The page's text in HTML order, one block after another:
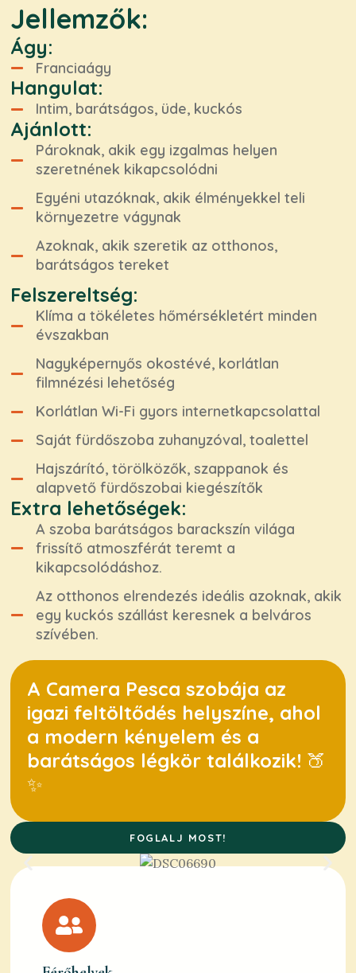
Jellemzők:
Ágy:
Franciaágy
Hangulat:
Intim, barátságos, üde, kuckós
Ajánlott:
Pároknak, akik egy izgalmas helyen
szeretnének kikapcsolódni
Egyéni utazóknak, akik élményekkel teli
környezetre vágynak
Azoknak, akik szeretik az otthonos,
barátságos tereket
Felszereltség:
Klíma a tökéletes hőmérsékletért minden
évszakban
Nagyképernyős okostévé, korlátlan
filmnézési lehetőség
Korlátlan Wi-Fi gyors internetkapcsolattal
Saját fürdőszoba zuhanyzóval, toalettel
Hajszárító, törölközők, szappanok és
alapvető fürdőszobai kiegészítők
Extra lehetőségek:
A szoba barátságos barackszín világa
frissítő atmoszférát teremt a
kikapcsolódáshoz.
Az otthonos elrendezés ideális azoknak, akik
egy kuckós szállást keresnek a belváros
szívében.
A Camera Pesca szobája az
igazi feltöltődés helyszíne, ahol
a modern kényelem és a
barátságos légkör találkozik! 🍑
✨
FOGLALJ MOST!